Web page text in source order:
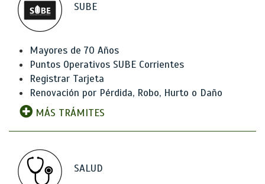
SUBE
Mayores de 70 Años
Puntos Operativos SUBE Corrientes
Registrar Tarjeta
Renovación por Pérdida, Robo, Hurto o Daño
MÁS TRÁMITES
SALUD